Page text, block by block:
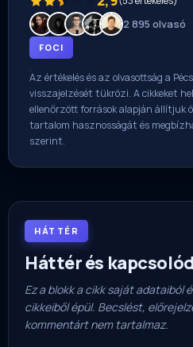
2 895 olvasó
FOCI
Az értékelés és az olvasottság a
visszajelzését tükrözi. A cikkeket
ellenőrzött források alapján állítjuk
tartalom hasznosságát és
szerint.
HÁTTÉR
Háttér és
Ez a blokk a cikk saját adataiból
cikkeiből épül. Becslést,
kommentárt nem tartalmaz.